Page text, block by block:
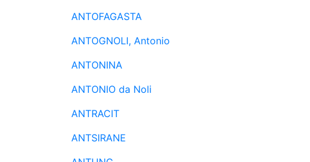
ANTOFAGASTA
ANTOGNOLI, Antonio
ANTONINA
ANTONIO da Noli
ANTRACIT
ANTSIRANE